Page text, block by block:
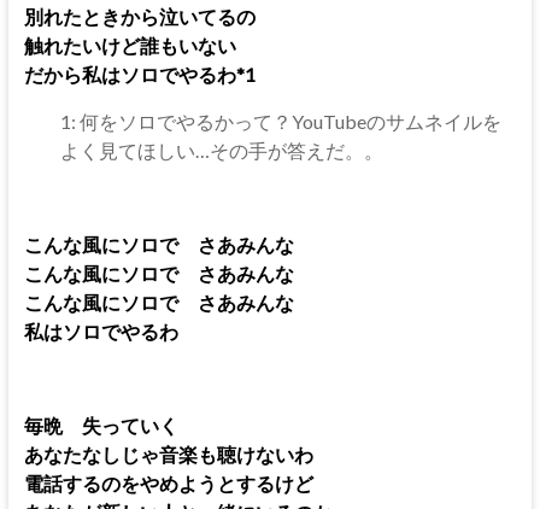
別れたときから泣いてるの
触れたいけど誰もいない
だから私はソロでやるわ*1
1: 何をソロでやるかって？YouTubeのサムネイルを
よく見てほしい…その手が答えだ。。
こんな風にソロで さあみんな
こんな風にソロで さあみんな
こんな風にソロで さあみんな
私はソロでやるわ
毎晩 失っていく
あなたなしじゃ音楽も聴けないわ
電話するのをやめようとするけど